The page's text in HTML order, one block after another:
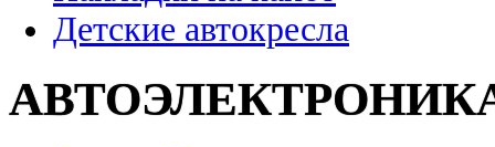
Детские автокресла